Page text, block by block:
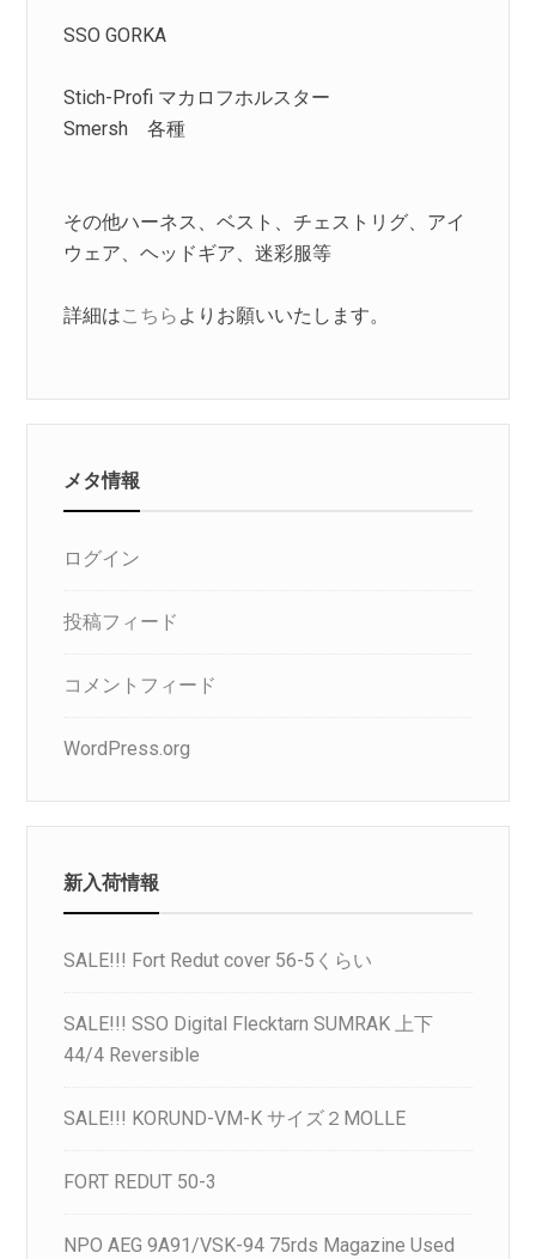
SSO GORKA
Stich-Profi マカロフホルスター
Smersh 各種
その他ハーネス、ベスト、チェストリグ、アイ
ウェア、ヘッドギア、迷彩服等
詳細はこちら よりお願いいたします。
メタ情報
ログイン
投稿フィード
コメントフィード
WordPress.org
新入荷情報
SALE!!! Fort Redut cover 56-5くらい
SALE!!! SSO Digital Flecktarn SUMRAK 上下
44/4 Reversible
SALE!!! KORUND-VM-K サイズ２MOLLE
FORT REDUT 50-3
NPO AEG 9A91/VSK-94 75rds Magazine Used